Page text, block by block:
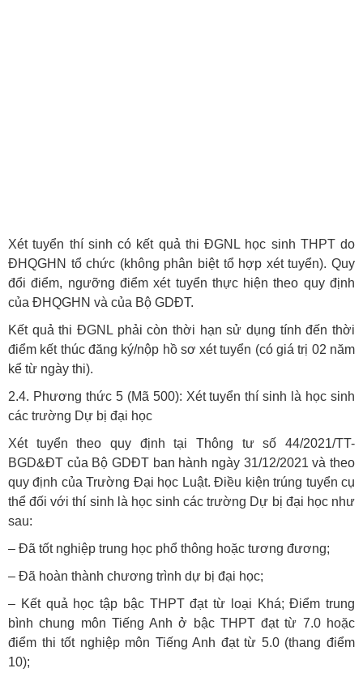
Xét tuyển thí sinh có kết quả thi ĐGNL học sinh THPT do
ĐHQGHN tổ chức (không phân biệt tổ hợp xét tuyển). Quy
đổi điểm, ngưỡng điểm xét tuyển thực hiện theo quy định
của ĐHQGHN và của Bộ GDĐT.
Kết quả thi ĐGNL phải còn thời hạn sử dụng tính đến thời
điểm kết thúc đăng ký/nộp hồ sơ xét tuyển (có giá trị 02 năm
kể từ ngày thi).
2.4. Phương thức 5 (Mã 500): Xét tuyển thí sinh là học sinh
các trường Dự bị đại học
Xét tuyển theo quy định tại Thông tư số 44/2021/TT-
BGD&ĐT của Bộ GDĐT ban hành ngày 31/12/2021 và theo
quy định của Trường Đại học Luật. Điều kiện trúng tuyển cụ
thể đối với thí sinh là học sinh các trường Dự bị đại học như
sau:
– Đã tốt nghiệp trung học phổ thông hoặc tương đương;
– Đã hoàn thành chương trình dự bị đại học;
– Kết quả học tập bậc THPT đạt từ loại Khá; Điểm trung
bình chung môn Tiếng Anh ở bậc THPT đạt từ 7.0 hoặc
điểm thi tốt nghiệp môn Tiếng Anh đạt từ 5.0 (thang điểm
10);